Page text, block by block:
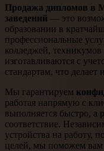
Продажа дипломов в
заведений — это
образовании в
профессиональные
колледжей,
изготавливаются с
стандартам, что
Мы гарантируем
работая напрямую с
выполняется быстро, а
соответствие.
устройства на работу,
целей, мы поможем вам